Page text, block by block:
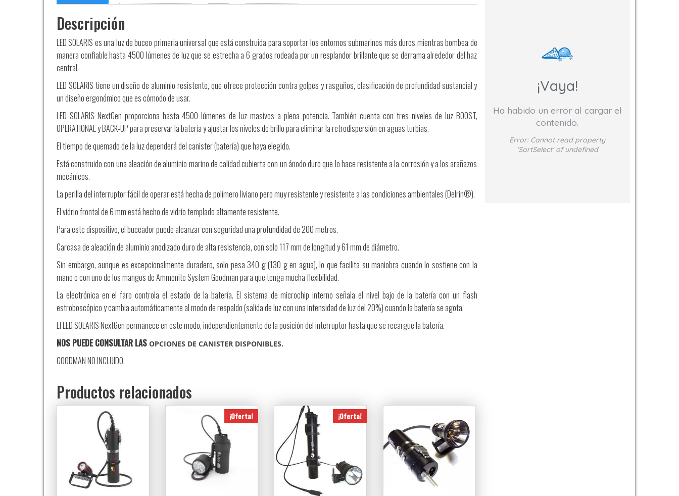
Descripción
LED SOLARIS es una luz de buceo primaria universal que está construida para soportar los entornos submarinos más duros mientras bombea de
manera confiable hasta 4500 lúmenes de luz que se estrecha a 6 grados rodeada por un resplandor brillante que se derrama alrededor del haz
central.
LED SOLARIS tiene un diseño de aluminio resistente, que ofrece protección contra golpes y rasguños, clasificación de profundidad sustancial y
un diseño ergonómico que es cómodo de usar.
LED SOLARIS NextGen proporciona hasta 4500 lúmenes de luz masivos a plena potencia. También cuenta con tres niveles de luz BOOST,
OPERATIONAL y BACK-UP para preservar la batería y ajustar los niveles de brillo para eliminar la retrodispersión en aguas turbias.
El tiempo de quemado de la luz dependerá del canister (batería) que haya elegido.
Está construido con una aleación de aluminio marino de calidad cubierta con un ánodo duro que lo hace resistente a la corrosión y a los arañazos
mecánicos.
La perilla del interruptor fácil de operar está hecha de polímero liviano pero muy resistente y resistente a las condiciones ambientales (Delrin®).
El vidrio frontal de 6 mm está hecho de vidrio templado altamente resistente.
Para este dispositivo, el buceador puede alcanzar con seguridad una profundidad de 200 metros.
Carcasa de aleación de aluminio anodizado duro de alta resistencia, con solo 117 mm de longitud y 61 mm de diámetro.
Sin embargo, aunque es excepcionalmente duradero, solo pesa 340 g (130 g en agua), lo que facilita su maniobra cuando lo sostiene con la
mano o con uno de los mangos de Ammonite System Goodman para que tenga mucha flexibilidad.
La electrónica en el faro controla el estado de la batería. El sistema de microchip interno señala el nivel bajo de la batería con un flash
estroboscópico y cambia automáticamente al modo de respaldo (salida de luz con una intensidad de luz del 20%) cuando la batería se agota.
El LED SOLARIS NextGen permanece en este modo, independientemente de la posición del interruptor hasta que se recargue la batería.
NOS PUEDE CONSULTAR LAS OPCIONES DE CANISTER DISPONIBLES.
GOODMAN NO INCLUIDO.
Productos relacionados
¡Oferta! ¡Oferta!
¡Vaya!
Ha habido un error al cargar el
contenido.
Error: Cannot read property
'SortSelect' of undefined